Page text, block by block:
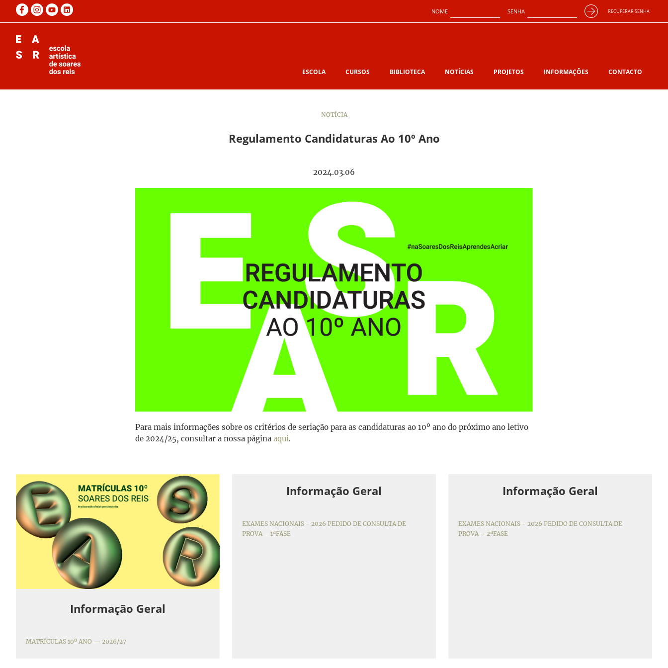
NOME SENHA RECUPERAR SENHA
ESCOLA CURSOS BIBLIOTECA NOTÍCIAS PROJETOS INFORMAÇÕES CONTACTO
NOTÍCIA
Regulamento Candidaturas Ao 10º Ano
2024.03.06
Para mais informações sobre os critérios de seriação para as candidaturas ao 10º ano do próximo ano letivo
de 2024/25, consultar a nossa página aqui.
Informação Geral
MATRÍCULAS 10º ANO — 2026/27
Informação Geral
EXAMES NACIONAIS - 2026 PEDIDO DE CONSULTA DE
PROVA – 1ªFASE
Informação Geral
EXAMES NACIONAIS - 2026 PEDIDO DE CONSULTA DE
PROVA – 2ªFASE